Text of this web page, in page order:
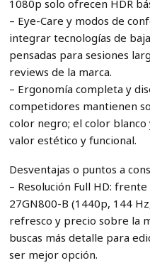
1080p solo ofrecen HDR
– Eye-Care y modos de
integrar tecnologías de
pensadas para sesiones
reviews de la marca.
– Ergonomía completa y
competidores mantienen
color negro; el color blanco
valor estético y funcional.
Desventajas o puntos a
– Resolución Full HD:
27GN800-B (1440p, 144
refresco y precio sobre la
buscas más detalle para
ser mejor opción.